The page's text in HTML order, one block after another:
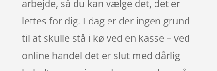
arbejde, så du kan vælge det, det er
lettes for dig. I dag er der ingen grund
til at skulle stå i kø ved en kasse – ved
online handel det er slut med dårlig